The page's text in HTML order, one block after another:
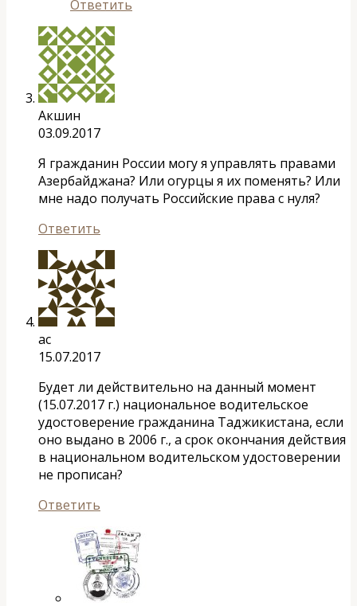
Ответить
Акшин
03.09.2017
Я гражданин России могу я управлять правами
Азербайджана? Или огурцы я их поменять? Или
мне надо получать Российские права с нуля?
Ответить
ас
15.07.2017
Будет ли действительно на данный момент
(15.07.2017 г.) национальное водительское
удостоверение гражданина Таджикистана, если
оно выдано в 2006 г., а срок окончания действия
в национальном водительском удостоверении
не прописан?
Ответить